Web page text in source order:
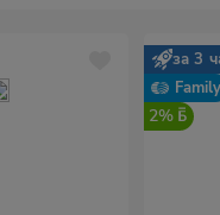
за 3
Family
2%